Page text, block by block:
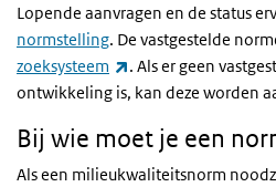
Lopende aanvragen en de status
normstelling. De vastgestelde
zoeksysteem
(externe link)
. Als er geen
ontwikkeling is, kan deze worden
Bij wie moet je een
Als een milieukwaliteitsnorm